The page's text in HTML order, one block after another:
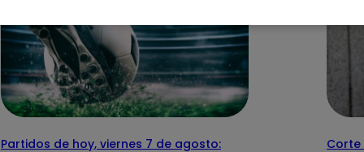
Partidos de hoy, viernes 7 de agosto:
Corte